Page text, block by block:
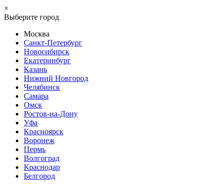
×
Выберите город
Москва
Санкт-Петербург
Новосибирск
Екатеринбург
Казань
Нижний Новгород
Челябинск
Самара
Омск
Ростов-на-Дону
Уфа
Красноярск
Воронеж
Пермь
Волгоград
Краснодар
Белгород